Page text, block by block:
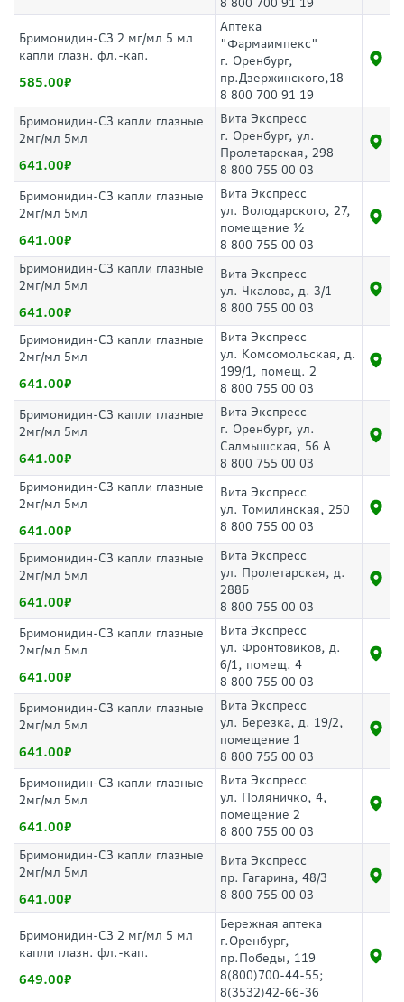
8 800 700 91 19
Бримонидин-СЗ 2 мг/мл 5 мл
капли глазн. фл.-кап.
585.00
Аптека
"Фармаимпекс"
г. Оренбург,
пр.Дзержинского,18
8 800 700 91 19
Бримонидин-СЗ капли глазные
2мг/мл 5мл
641.00
Вита Экспресс
г. Оренбург, ул.
Пролетарская, 298
8 800 755 00 03
Бримонидин-СЗ капли глазные
2мг/мл 5мл
641.00
Вита Экспресс
ул. Володарского, 27,
помещение ½
8 800 755 00 03
Бримонидин-СЗ капли глазные
2мг/мл 5мл
641.00
Вита Экспресс
ул. Чкалова, д. 3/1
8 800 755 00 03
Бримонидин-СЗ капли глазные
2мг/мл 5мл
641.00
Вита Экспресс
ул. Комсомольская, д.
199/1, помещ. 2
8 800 755 00 03
Бримонидин-СЗ капли глазные
2мг/мл 5мл
641.00
Вита Экспресс
г. Оренбург, ул.
Салмышская, 56 А
8 800 755 00 03
Бримонидин-СЗ капли глазные
2мг/мл 5мл
641.00
Вита Экспресс
ул. Томилинская, 250
8 800 755 00 03
Бримонидин-СЗ капли глазные
2мг/мл 5мл
641.00
Вита Экспресс
ул. Пролетарская, д.
288Б
8 800 755 00 03
Бримонидин-СЗ капли глазные
2мг/мл 5мл
641.00
Вита Экспресс
ул. Фронтовиков, д.
6/1, помещ. 4
8 800 755 00 03
Бримонидин-СЗ капли глазные
2мг/мл 5мл
641.00
Вита Экспресс
ул. Березка, д. 19/2,
помещение 1
8 800 755 00 03
Бримонидин-СЗ капли глазные
2мг/мл 5мл
641.00
Вита Экспресс
ул. Поляничко, 4,
помещение 2
8 800 755 00 03
Бримонидин-СЗ капли глазные
2мг/мл 5мл
641.00
Вита Экспресс
пр. Гагарина, 48/3
8 800 755 00 03
Бримонидин-СЗ 2 мг/мл 5 мл
капли глазн. фл.-кап.
649.00
Бережная аптека
г.Оренбург,
пр.Победы, 119
8(800)700-44-55;
8(3532)42-66-36